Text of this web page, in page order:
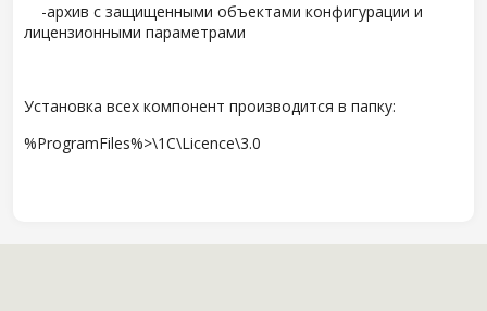
-архив с защищенными объектами конфигурации и
лицензионными параметрами
Установка всех компонент производится в папку:
%ProgramFiles%>\1C\Licence\3.0